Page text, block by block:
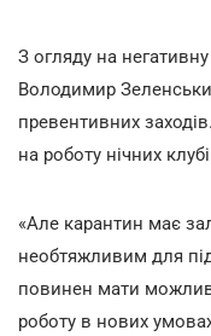
З огляду на
Володимир
превентивних
на роботу нічних
«Але карантин має
необтяжливим для
повинен мати
роботу в нових